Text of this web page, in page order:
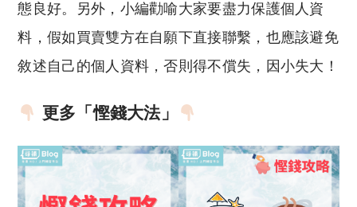
態良好。另外，小編勸喻大家要盡力保護個人資
料，假如買賣雙方在自願下直接聯繫，也應該避免
敘述自己的個人資料，否則得不償失，因小失大！
更多「慳錢大法」